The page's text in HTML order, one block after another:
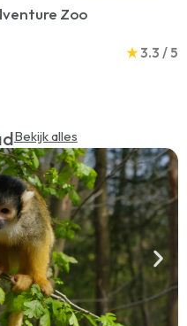
Zoo
★3.3 / 5
Bekijk alles